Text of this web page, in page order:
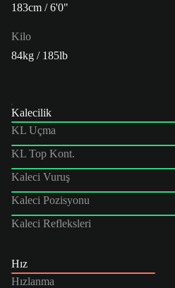
183cm / 6'0"
Kilo
84kg / 185lb
Kalecilik
KL Uçma
KL Top Kont.
Kaleci Vuruş
Kaleci Pozisyonu
Kaleci Refleksleri
Hız
Hızlanma